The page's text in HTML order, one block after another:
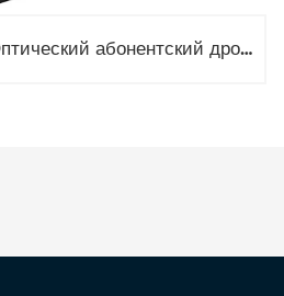
Оптический абонентский дроп кабель, 1 волокно G657, FTTH 1,5кН, 2x диэлектрический FRP GJXFH